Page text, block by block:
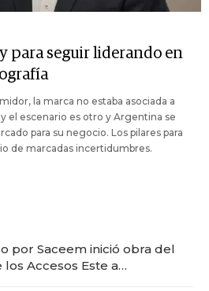
para seguir liderando en
la marca no estaba asociada a
el escenario es otro y Argentina se
para su negocio. Los pilares para
de marcadas incertidumbres.
por Saceem inició obra del
Accesos Este a